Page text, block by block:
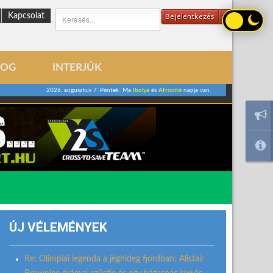
Bejelentkezés
Kapcsolat
INTERJÚK
2026. augusztus 7. Péntek Ma Ibolyaés Afroditénapja van.
ÚJ VÉLEMÉNYEK
Re: Olimpiai legenda a jéghideg fjordban: Alistair